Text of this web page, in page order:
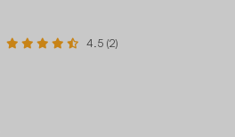
4.5 (2)